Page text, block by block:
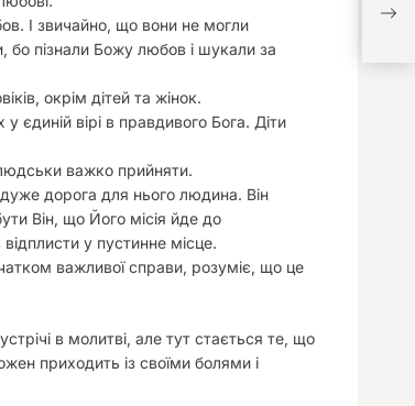
І звичайно, що вони не могли
пізнали Божу любов і шукали за
окрім дітей та жінок.
єдиній вірі в правдивого Бога. Діти
важко прийняти.
дорога для нього людина. Він
Він, що Його місія йде до
у пустинне місце.
важливої справи, розуміє, що це
в молитві, але тут стається те, що
приходить із своїми болями і